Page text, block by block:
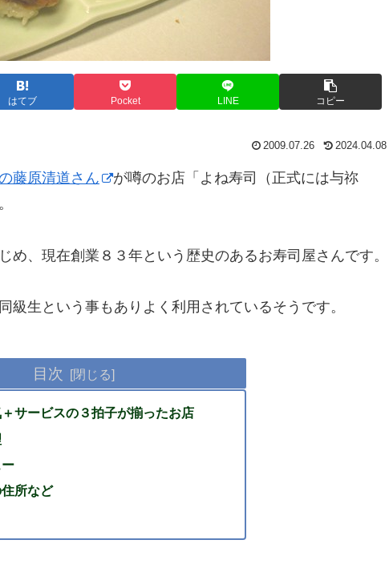
はてブ Pocket LINE コピー
2009.07.26 2024.04.08
藤原清道さん
が噂のお店「よね寿司（正式には与祢
め、現在創業８３年という歴史のあるお寿司屋さんです。
級生という事もありよく利用されているそうです。
目次
サービスの３拍子が揃ったお店
所など